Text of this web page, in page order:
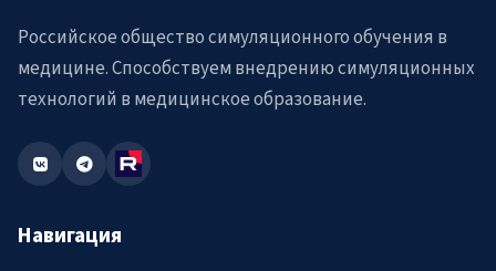
Российское общество симуляционного обучения в
медицине. Способствуем внедрению симуляционных
технологий в медицинское образование.
Навигация